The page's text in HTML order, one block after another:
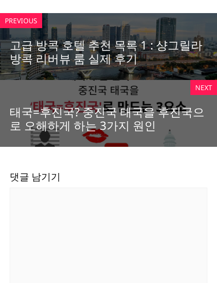
PREVIOUS
고급 방콕 호텔 추천 목록 1 : 샹그릴라
방콕 리버뷰 룸 실제 후기
NEXT
태국=후진국? 중진국 태국을 후진국으
로 오해하게 하는 3가지 원인
댓글 남기기